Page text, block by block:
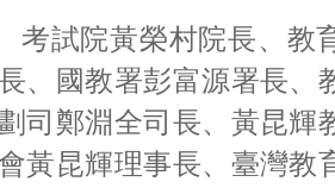
考試院黃榮村院長、教
、國教署彭富源署長、
司鄭淵全司長、黃昆輝
會黃昆輝理事長、臺灣教